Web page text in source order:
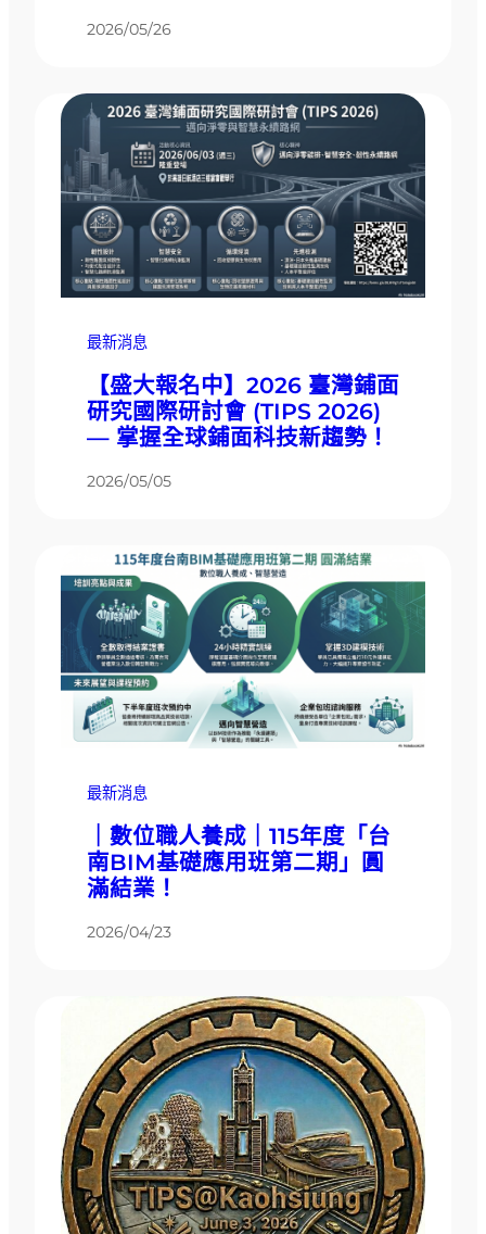
2026/05/26
最新消息
【盛大報名中】2026 臺灣鋪面
研究國際研討會 (TIPS 2026)
— 掌握全球鋪面科技新趨勢！
2026/05/05
最新消息
｜數位職人養成｜115年度「台
南BIM基礎應用班第二期」圓
滿結業！
2026/04/23